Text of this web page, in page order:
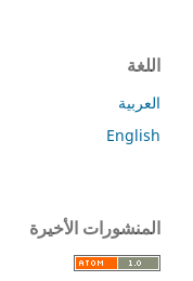
اللغة
العربية
English
المنشورات الأخيرة